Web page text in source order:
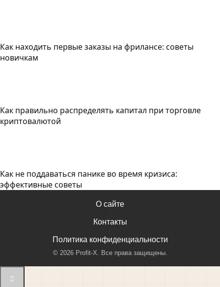
Как находить первые заказы на фрилансе: советы
новичкам
Как правильно распределять капитал при торговле
криптовалютой
Как не поддаваться панике во время кризиса:
эффективные советы
О сайте
Контакты
Политика конфиденциальности
© 2026Profit-X. Все права защищены.